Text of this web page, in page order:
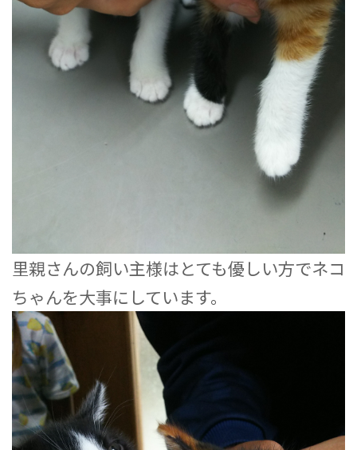
里親さんの飼い主様はとても優しい方でネコ
ちゃんを大事にしています。